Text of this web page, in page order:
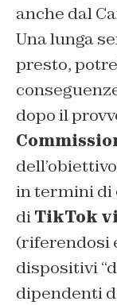
anche dal
Una lunga
presto,
dopo il
in termini di
diTikTok
(riferendosi
dispositivi
dipendenti